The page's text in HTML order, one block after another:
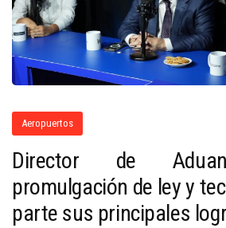
Aeropuertos
Director de
promulgación de ley y
parte sus principales